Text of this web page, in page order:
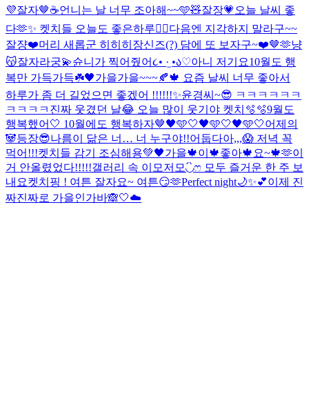
💜잘자🤎☕️언니는 날 너무 조아해~~🩵🧸잘장💗 오늘 날씨 좋
다🫶✨ 켓치들 오늘도 좋은하루❤️‍🔥다음엔 지각하지 말라구~~
잘쟝❤️머리 새롭군 히히히 장신즈(?) 담에 또 보자구~❤️🤎🫶냥
😽잘자라궁💫슌니가 찍어줬어૮• ·̫ •ა♡아니 저기요10월도 행
복만 가득가득☘️🖤가을가을~~~🍂🍁 요즘 날씨 너무 좋아서
하루가 좀 더 길었으면 좋겠어 !!!!!!✨윤경씨~😎 ㅋㅋㅋㅋㅋㅋ
ㅋㅋㅋㅋ 진짜 웃겼던 날😂 오늘 많이 웃기야 켓치🫧🫧9월도
행복했어🤍 10월에도 행복하자🤎🖤🩵🤍🖤🩵🤍🖤🩵🤍어제의
🐼등장😎나름이 닮은 너… 너 누구야!!어둡다아,,,😱 저녁 꼭
먹어!!!켓치들 감기 조심해용💚🖤가을🍁이🍁좋아🍁요~🍁🫶이
거 안올렸었다!!!!!갤러리 속 이모저모◟́◞̀ෆ 모두 즐거운 한 주 보
내요켓치핑 ! 여튼 잘자요~ 여튼😏🫶Perfect night🌙✨💕이제 진
짜진짜로 가을인가바🙈🤍☁️